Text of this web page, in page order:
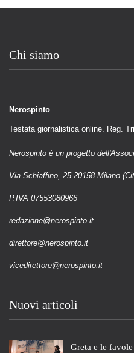
Chi siamo
Nerospinto
Testata giornalistica online. Reg.
Nerospinto è un progetto
Via Schiaffino, 25 20158 Milano
P.IVA 07553080966
redazione@nerospinto.it
direttore@nerospinto.it
vicedirettore@nerospinto.it
Nuovi articoli
Greta e le